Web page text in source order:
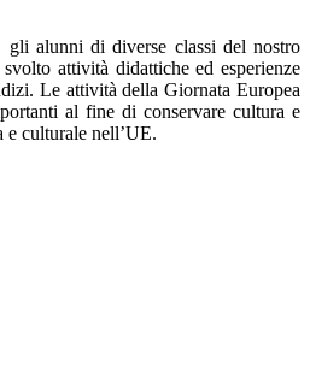
gli alunni di diverse classi del nostro
attività didattiche ed esperienze
Le attività della Giornata Europea
al fine di conservare cultura e
e culturale nell’UE.